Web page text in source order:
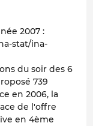
2007 :
stat/ina-
du soir des 6
739
en 2006, la
de l'offre
en 4ème